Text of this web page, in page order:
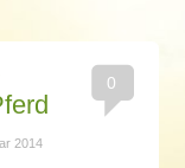
0
2014